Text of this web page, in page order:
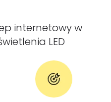
internetowy w
LED